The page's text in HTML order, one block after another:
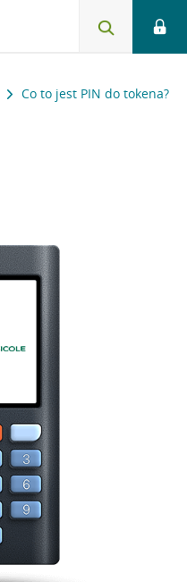
Co to jest PIN do tokena?